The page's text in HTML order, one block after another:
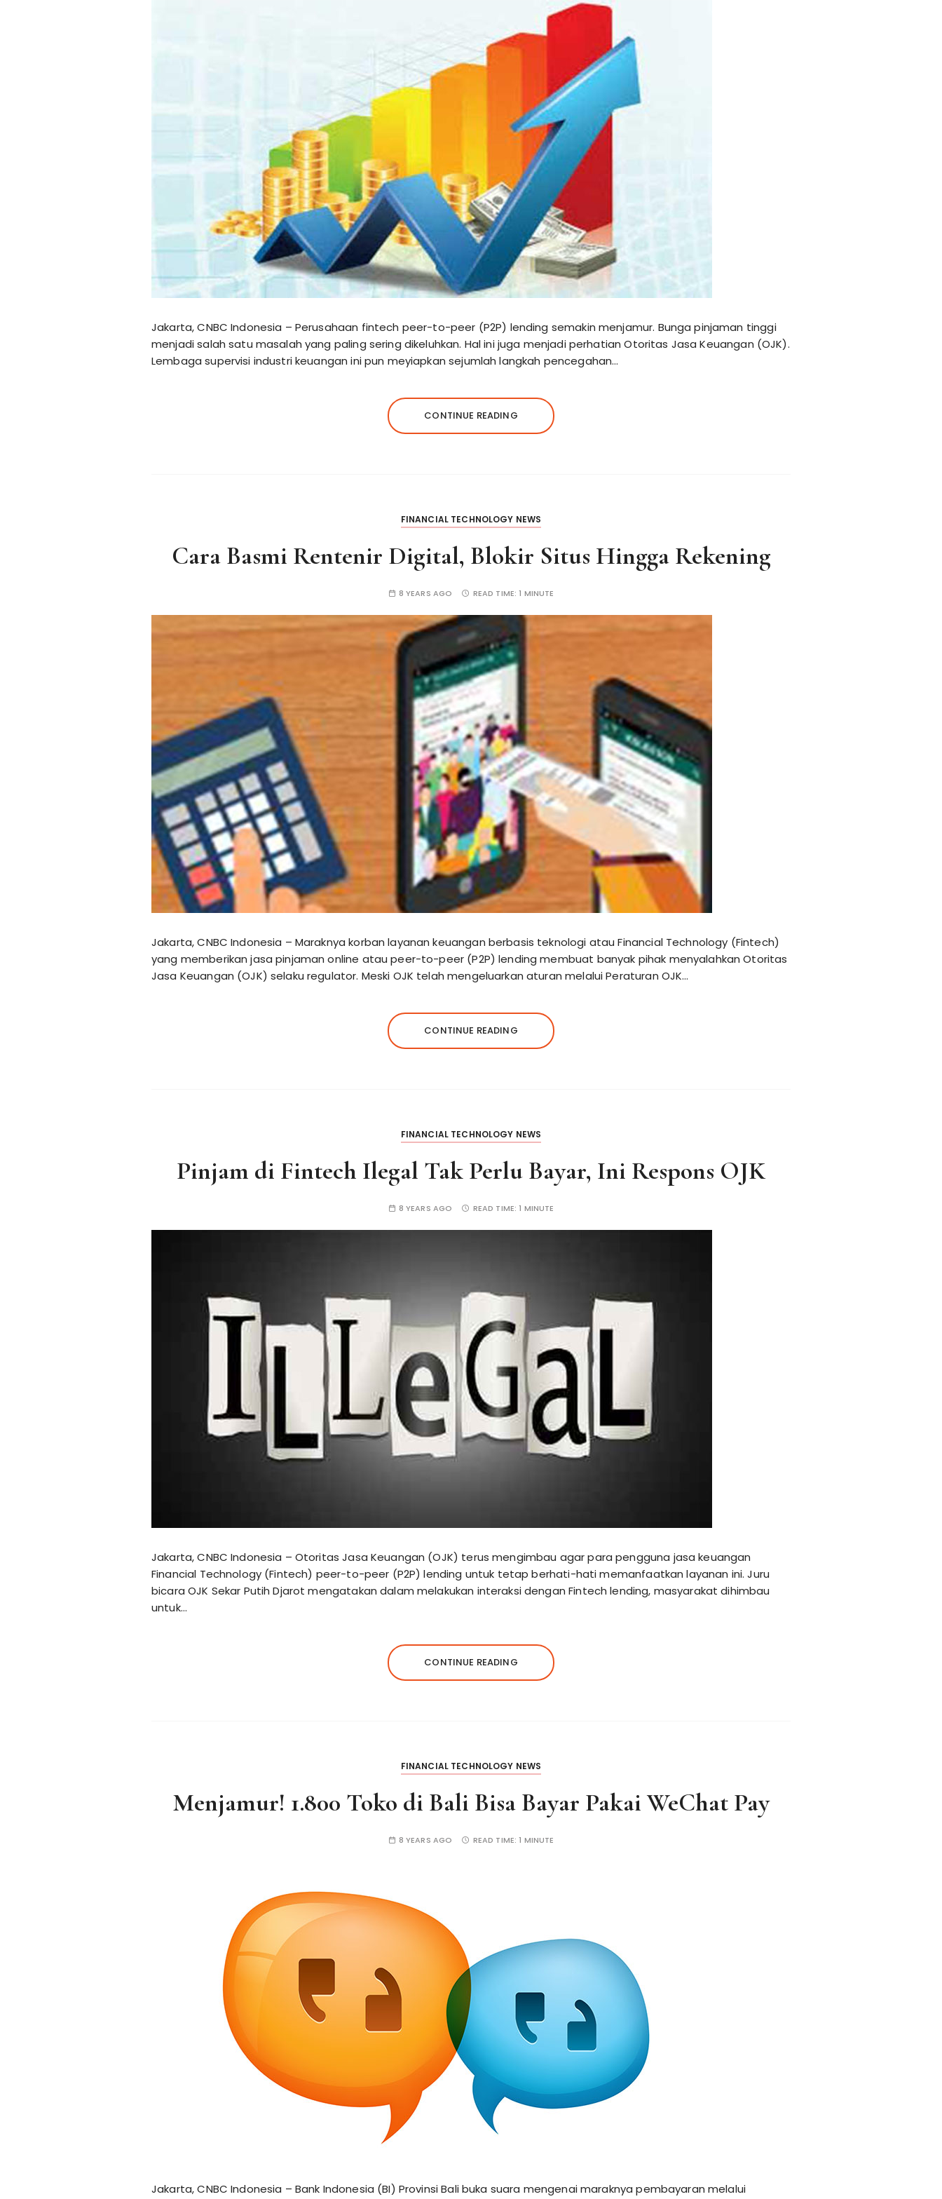
Jakarta, CNBC Indonesia – Perusahaan fintech peer-to-peer (P2P) lending semakin menjamur. Bunga pinjaman tinggi
menjadi salah satu masalah yang paling sering dikeluhkan. Hal ini juga menjadi perhatian Otoritas Jasa Keuangan (OJK).
Lembaga supervisi industri keuangan ini pun meyiapkan sejumlah langkah pencegahan…
CONTINUE READING
FINANCIAL TECHNOLOGY NEWS
Cara Basmi Rentenir Digital, Blokir Situs Hingga Rekening
8 YEARS AGO READ TIME:1 MINUTE
Jakarta, CNBC Indonesia – Maraknya korban layanan keuangan berbasis teknologi atau Financial Technology (Fintech)
yang memberikan jasa pinjaman online atau peer-to-peer (P2P) lending membuat banyak pihak menyalahkan Otoritas
Jasa Keuangan (OJK) selaku regulator. Meski OJK telah mengeluarkan aturan melalui Peraturan OJK…
CONTINUE READING
FINANCIAL TECHNOLOGY NEWS
Pinjam di Fintech Ilegal Tak Perlu Bayar, Ini Respons OJK
8 YEARS AGO READ TIME:1 MINUTE
Jakarta, CNBC Indonesia – Otoritas Jasa Keuangan (OJK) terus mengimbau agar para pengguna jasa keuangan
Financial Technology (Fintech) peer-to-peer (P2P) lending untuk tetap berhati-hati memanfaatkan layanan ini. Juru
bicara OJK Sekar Putih Djarot mengatakan dalam melakukan interaksi dengan Fintech lending, masyarakat dihimbau
untuk…
CONTINUE READING
FINANCIAL TECHNOLOGY NEWS
Menjamur! 1.800 Toko di Bali Bisa Bayar Pakai WeChat Pay
8 YEARS AGO READ TIME:1 MINUTE
Jakarta, CNBC Indonesia – Bank Indonesia (BI) Provinsi Bali buka suara mengenai maraknya pembayaran melalui